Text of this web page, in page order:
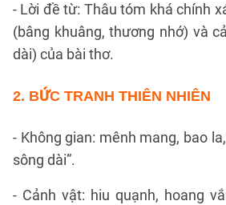
- Lời đề từ: Thâu tóm khá chính
(bâng khuâng, thương nhớ) và
dài) của bài thơ.
2. BỨC TRANH THIÊN NHIÊN
- Không gian: mênh mang, bao
sông dài”.
- Cảnh vật: hiu quạnh, hoang